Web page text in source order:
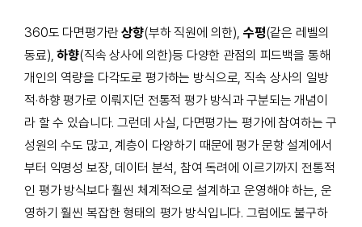
360도 다면평가란상향(부하 직원에 의한), 수평(같은 레벨의
동료),하향(직속 상사에 의한)등 다양한 관점의 피드백을 통해
개인의 역량을 다각도로 평가하는 방식으로, 직속 상사의 일방
적·하향 평가로 이뤄지던 전통적 평가 방식과 구분되는 개념이
라 할 수 있습니다. 그런데 사실, 다면평가는 평가에 참여하는 구
성원의 수도 많고, 계층이 다양하기 때문에 평가 문항 설계에서
부터 익명성 보장, 데이터 분석, 참여 독려에 이르기까지 전통적
인 평가 방식보다 훨씬 체계적으로 설계하고 운영해야 하는, 운
영하기 훨씬 복잡한 형태의 평가 방식입니다. 그럼에도 불구하